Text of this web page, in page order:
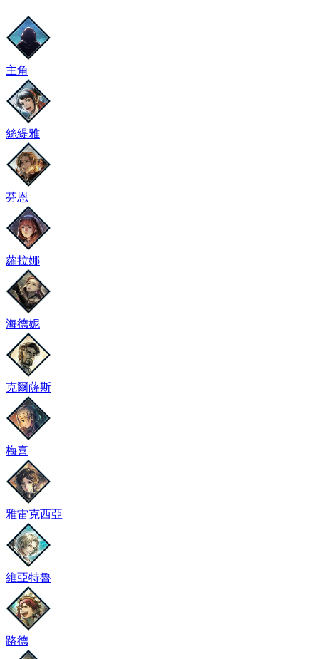
主角
絲緹雅
芬恩
蘿拉娜
海德妮
克爾薩斯
梅喜
雅雷克西亞
維亞特魯
路德